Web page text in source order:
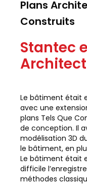
Plans
Construits
Stantec
Le bâtiment était
avec une
plans Tels Que
de conception. Il
modélisation 3D
le bâtiment, en
Le bâtiment était
difficile
méthodes